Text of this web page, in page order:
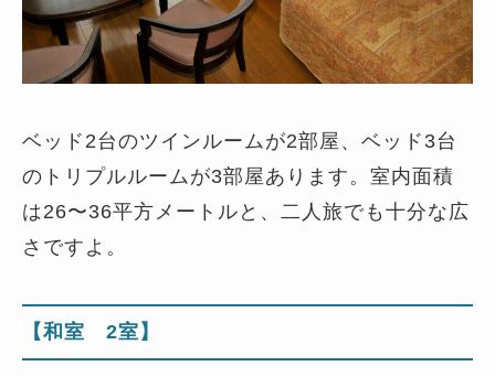
ベッド2台のツインルームが2部屋、ベッド3台
のトリプルルームが3部屋あります。室内面積
は26〜36平方メートルと、二人旅でも十分な広
さですよ。
【和室 2室】